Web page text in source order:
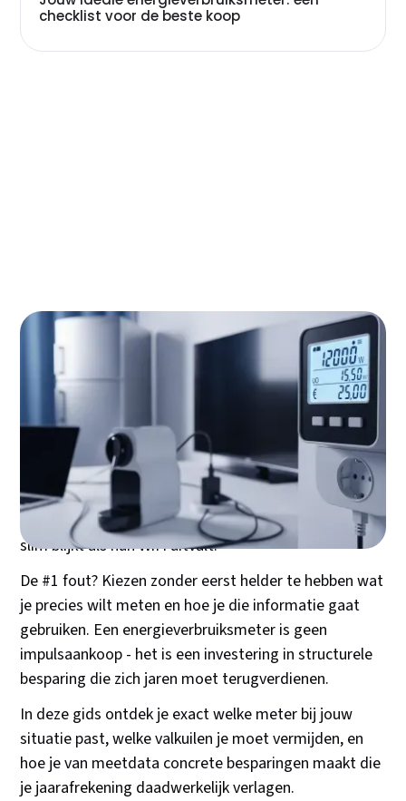
Je hebt het waarschijnlijk ook gedaan: snel de
goedkoopste energieverbruiksmeter gepakt omdat
"zo'n ding meet toch gewoon hoeveel stroom er
doorheen gaat?" De realiteit is pijnlijker. Veel mensen
realiseren zich pas na weken dat hun €15 meter alleen
actueel verbruik toont, maar geen historische data
bijhoudt. Of dat hun 'slimme' meter helemaal niet zo
slim blijkt als hun WiFi uitvalt.
De #1 fout? Kiezen zonder eerst helder te hebben wat
je precies wilt meten en hoe je die informatie gaat
gebruiken. Een energieverbruiksmeter is geen
impulsaankoop - het is een investering in structurele
besparing die zich jaren moet terugverdienen.
In deze gids ontdek je exact welke meter bij jouw
situatie past, welke valkuilen je moet vermijden, en
hoe je van meetdata concrete besparingen maakt die
je jaarafrekening daadwerkelijk verlagen.
checklist voor de beste koop